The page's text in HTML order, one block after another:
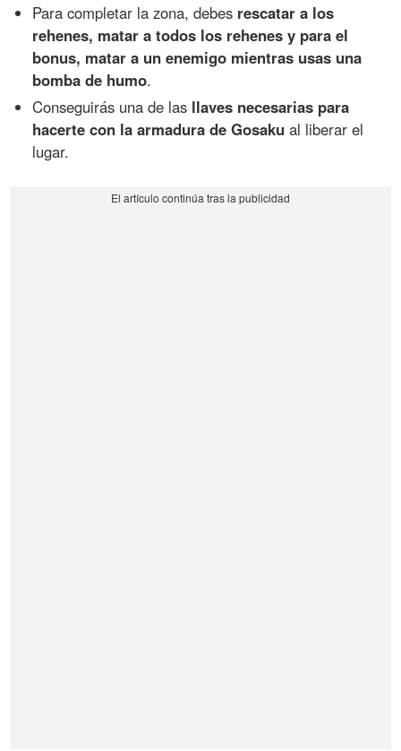
Para completar la zona, debes rescatar a los
rehenes, matar a todos los rehenes y para el
bonus, matar a un enemigo mientras usas una
bomba de humo.
Conseguirás una de las llaves necesarias para
hacerte con la armadura de Gosaku al liberar el
lugar.